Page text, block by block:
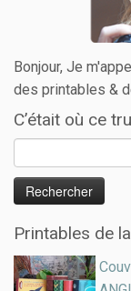
Bonjour, Je
des printables &
C’était où ce
Printables de